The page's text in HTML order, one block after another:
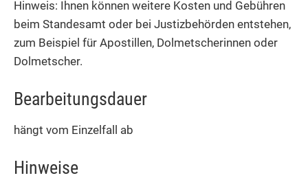
Hinweis: Ihnen können weitere Kosten und Gebühren
beim Standesamt oder bei Justizbehörden entstehen,
zum Beispiel für Apostillen, Dolmetscherinnen oder
Dolmetscher.
Bearbeitungsdauer
hängt vom Einzelfall ab
Hinweise